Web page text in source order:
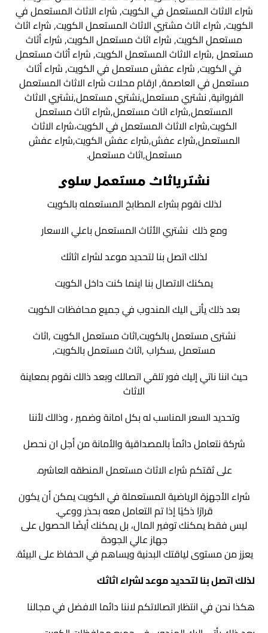
شراء الاثاث المستعمل في الكويت, شراء الاثاث المستعمل في
الكويت, شراء اثاث مشتري الاثاث المستعمل الكويت, شراء اثاث
مستعمل الكويت, شراء اثاث مستعمل الكويت, شراء أثاث
مستعمل ,شراء الاثاث المستعمل الكويت, شراء أثاث مستعمل
في الكويت, شراء عفش مستعمل في الكويت, شراء أثاث
مستعمل في العاصمة, ارقام محلات شراء الاثاث المستعمل
الفروانية, نشتري مستعمل,نشتري مستعمل,نشتري الاثاث
المستعمل,شراء اثاث مستعمل,شراء اثاث مستعمل
الكويت,شراء الاثاث المستعمل في الكويت،شراء الاثاث
المستعمل,شراء عفش,شراء عفش الكويت,شراء عفش
مستعمل,اثاث مستعمل.
نشترياثاث مستعمل سلوى
لذلك نقوم بشراء المطابخ المستعمله بالكويت
ومع ذلك نشتري الأثاث المستعمل باعلي الاسعار
لذلك اتصل بنا لتحديد موعد لشراء اثاثك
يمكنك الاتصال بنا اينما كنت داخل الكويت
بعد ذلك يأتى اليك المندوب في جميع محافظات الكويت
نشترى مستعمل بالكويت,اثاث مستعمل الكويت ,اثاث
مستعمل ,سكراب ,اثاث مستعمل بالكويت,
حيث اننا ناتي إليك فور تلقي اتصالك وبعد ذالك نقوم بمعاينة
الاثاث
وتحديد السعر المناسب له بكل امانة وضمير ، وذالك لأننا
شركة نتعامل دائماً بالمصداقية والأمانة من أجل ان نحصل
على ثقتكم شراء الاثاث مستعمل المنطقه العاشره.
شراء الأجهزة الرياضية المستعملة في الكويت يمكن أن يكون
قرارًا ذكيًا إذا تم التعامل معه بحذر ووعي.
ليس فقط يمكنك توفير المال، بل يمكنك أيضًا الحصول على
جهاز عالي الجودة
يعزز من مستوى لياقتك البدنية ويساهم في الحفاظ على البيئة.
لذلك اتصل بنا لتحديد موعد لشراء اثاثك
هكذا نحن في انتظار اتصالاتكم لاننا دائما الافضل في مجالنا